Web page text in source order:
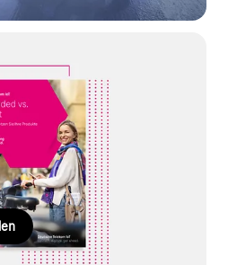
Connected Products
Ökosystemen: Unser
vernetzte Produkte & KI-
schaffen und Ihren
sichern.